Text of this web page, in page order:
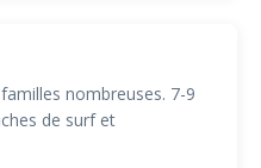
nombreuses. 7-9
de surf et